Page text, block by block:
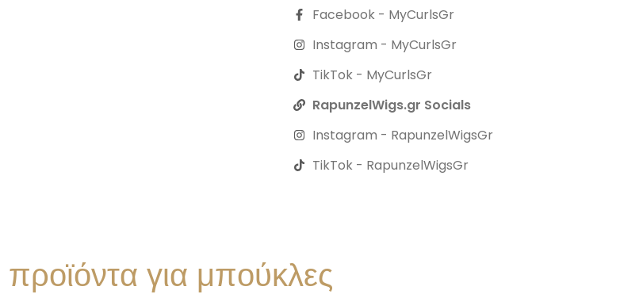
Facebook - MyCurlsGr
Instagram - MyCurlsGr
TikTok - MyCurlsGr
RapunzelWigs.gr Socials
Instagram - RapunzelWigsGr
TikTok - RapunzelWigsGr
προϊόντα για μπούκλες